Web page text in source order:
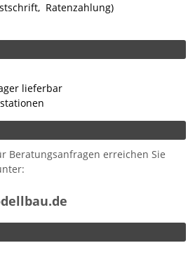
Ratenzahlung)
lieferbar
Beratungsanfragen erreichen Sie